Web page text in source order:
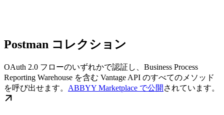
Postman コレクション
OAuth 2.0 フローのいずれかで認証し、Business Process
Reporting Warehouse を含む Vantage API のすべてのメソッド
を呼び出せます。 ABBYY Marketplace で公開 されています。